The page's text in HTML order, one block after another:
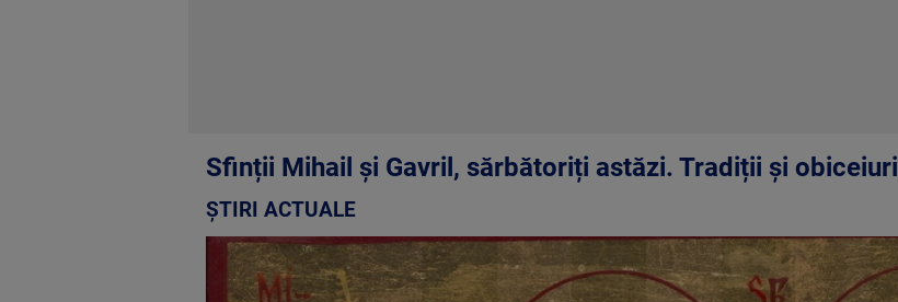
Sfinții Mihail și Gavril, sărbătoriți astăzi. Tradiții și obiceiuri
ȘTIRI ACTUALE